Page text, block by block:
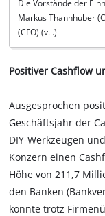
Die Vorstände der
Markus Thannhuber
(CFO) (v.l.)
Positiver Cashflow
Ausgesprochen
Geschäftsjahr der
DIY-Werkzeugen
Konzern einen
Höhe von 211,7
den Banken
konnte trotz